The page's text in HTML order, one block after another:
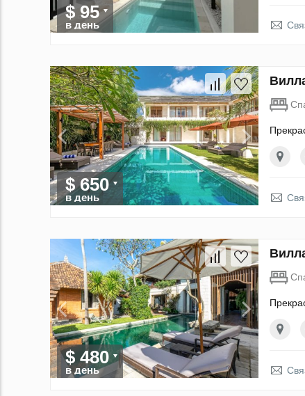
$ 95
в день
$ 650
в день
$ 480
в день